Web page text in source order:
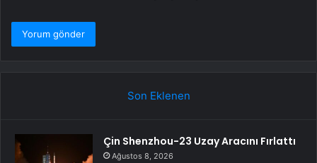
Son Eklenen
Çin Shenzhou-23 Uzay Aracını Fırlattı
Ağustos 8, 2026